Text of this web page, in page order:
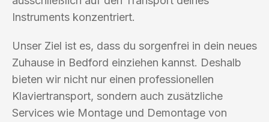
Instruments konzentriert.
Unser Ziel ist es, dass du sorgenfrei in dein neues
Zuhause in Bedford einziehen kannst. Deshalb
bieten wir nicht nur einen professionellen
Klaviertransport, sondern auch zusätzliche
Services wie Montage und Demontage von